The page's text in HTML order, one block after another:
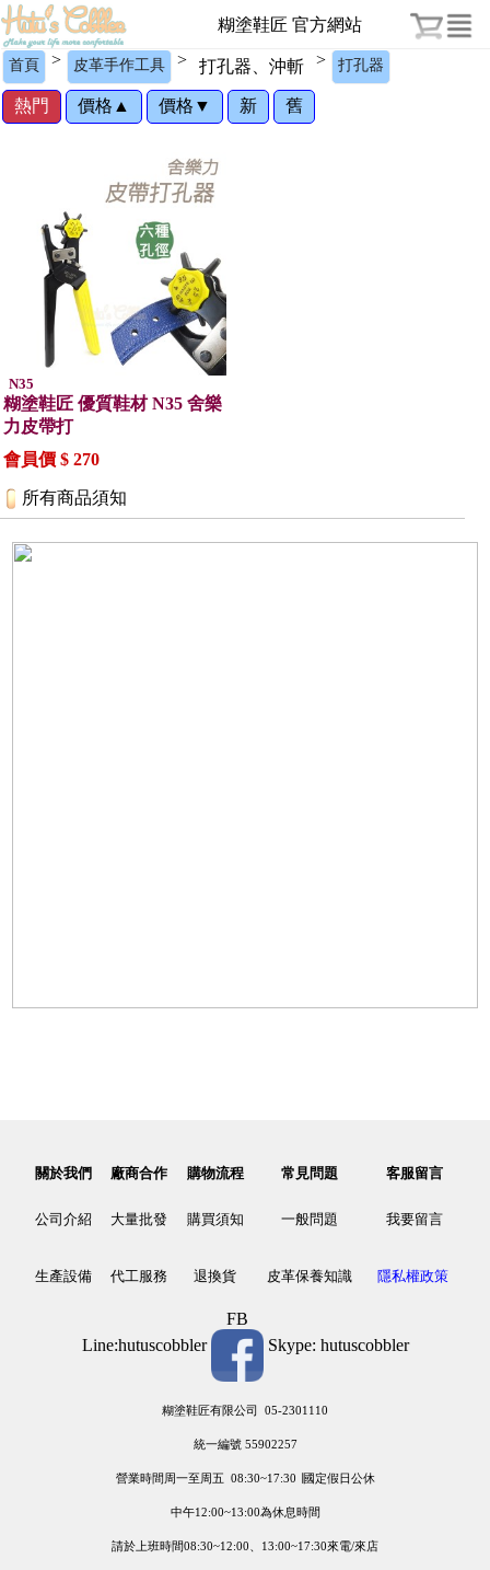
糊塗鞋匠 官方網站
首頁 > 皮革手作工具 > 打孔器、沖斬 > 打孔器
熱門 價格▲ 價格▼ 新 舊
N35
糊塗鞋匠 優質鞋材 N35 舍樂
力皮帶打
會員價 $ 270
所有商品須知
關於我們 廠商合作 購物流程 常見問題 客服留言
公司介紹 大量批發 購買須知 一般問題 我要留言
生產設備 代工服務 退換貨 皮革保養知識 隱私權政策
Line:hutuscobbler
FB
Skype: hutuscobbler
糊塗鞋匠有限公司 05-2301110
統一編號 55902257
營業時間周一至周五 08:30~17:30 ∣國定假日公休
中午12:00~13:00為休息時間
請於上班時間08:30~12:00、13:00~17:30來電/來店